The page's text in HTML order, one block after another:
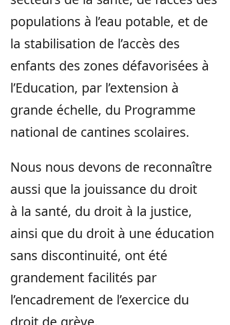
populations à l’eau potable, et de
la stabilisation de l’accès des
enfants des zones défavorisées à
l’Education, par l’extension à
grande échelle, du Programme
national de cantines scolaires.
Nous nous devons de reconnaître
aussi que la jouissance du droit
à la santé, du droit à la justice,
ainsi que du droit à une éducation
sans discontinuité, ont été
grandement facilités par
l’encadrement de l’exercice du
droit de grève.